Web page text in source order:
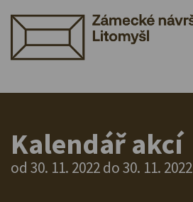
Kalendář akcí
od 30. 11. 2022 do 30. 11. 2022